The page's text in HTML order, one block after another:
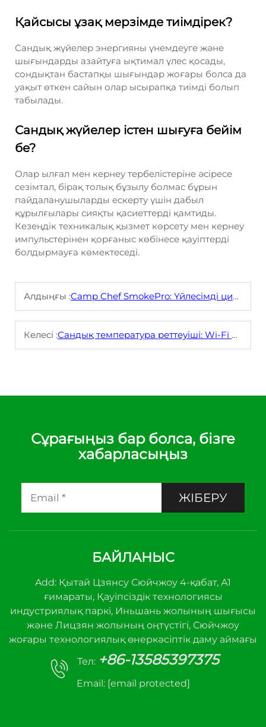
Қайсысы ұзақ мерзімде тиімдірек?
Сандық жүйелер энергияны үнемдеуге және
шығындарды азайтуға ықтимал үлес қосады,
сондықтан бастапқы шығындар жоғары болса да
уақыт өткен сайын олар ысырапқа тиімді болып
табылады.
Сандық жүйелер істен шығуға бейім
бе?
Олар ылғал мен кернеу тербелістеріне әсіресе
сезімтал, бірақ толық бұзылу болмас бұрын
пайдаланушыларды ескерту үшін дабыл
құрылғылары сияқты қасиеттерді қамтиды.
Кезеңдік техникалық қызмет көрсету мен кернеу
импульстерінен қорғаныс көбінесе қауіптерді
болдырмауға көмектеседі.
Алдыңғы :Camp Chef SmokePro: Үйлесімді цифрлық температура бақылау құрылғысын сатып алу орны
Келесі :Сандық температура реттеуіші: Wi-Fi орнату және кеңейтілген мүмкіндіктер
Сұрағыңыз бар болса, бізге
хабарласыңыз
ЖІБЕРУ
БАЙЛАНЫС
Add: Қытай Цзянсу Сюйчжоу 4-қабат, А1
ғимараты, Қауіпсіздік технологиясы
индустриялық паркі, Иньшань жолының шығысы
және Лицзян жолының оңтүстігі, Сюйчжоу
жоғары технологиялық өнеркәсіптік даму аймағы
Тел: +86-13585397375
Email: [email protected]